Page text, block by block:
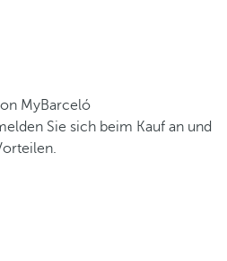
MyBarceló
Sie sich beim Kauf an und